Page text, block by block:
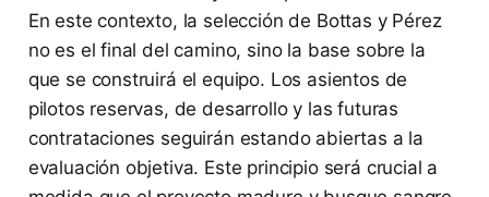
En este contexto, la selección de Bottas y Pérez
no es el final del camino, sino la base sobre la
que se construirá el equipo. Los asientos de
pilotos reservas, de desarrollo y las futuras
contrataciones seguirán estando abiertas a la
evaluación objetiva. Este principio será crucial a